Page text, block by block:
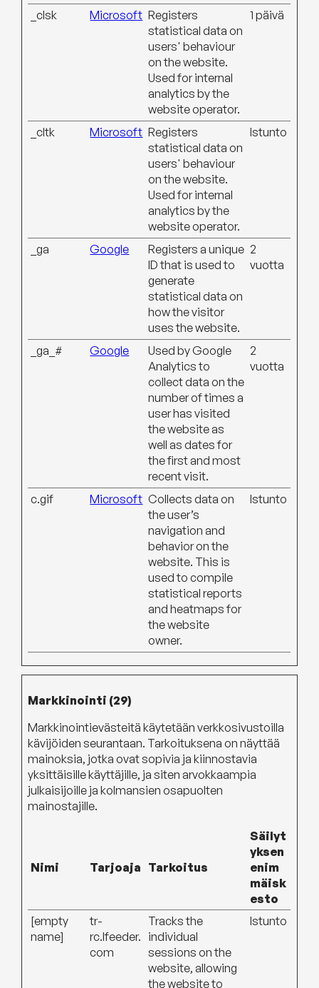
_clsk Microsoft Registers
statistical data on
users' behaviour
on the website.
Used for internal
analytics by the
website operator.
1 päivä
_cltk Microsoft Registers
statistical data on
users' behaviour
on the website.
Used for internal
analytics by the
website operator.
Istunto
_ga Google
Registers a unique
ID that is used to
generate
statistical data on
how the visitor
uses the website.
2
vuotta
_ga_# Google
Used by Google
Analytics to
collect data on the
number of times a
user has visited
the website as
well as dates for
the first and most
recent visit.
2
vuotta
c.gif Microsoft Collects data on
the user’s
navigation and
behavior on the
website. This is
used to compile
statistical reports
and heatmaps for
the website
owner.
Istunto
Markkinointi (29)
Markkinointievästeitä käytetään verkkosivustoilla
kävijöiden seurantaan. Tarkoituksena on näyttää
mainoksia, jotka ovat sopivia ja kiinnostavia
yksittäisille käyttäjille, ja siten arvokkaampia
julkaisijoille ja kolmansien osapuolten
mainostajille.
Nimi Tarjoaja Tarkoitus
Säilyt
yksen
enim
mäisk
esto
[empty
name]
tr-
rc.lfeeder.
com
Tracks the
individual
sessions on the
website, allowing
the website to
Istunto